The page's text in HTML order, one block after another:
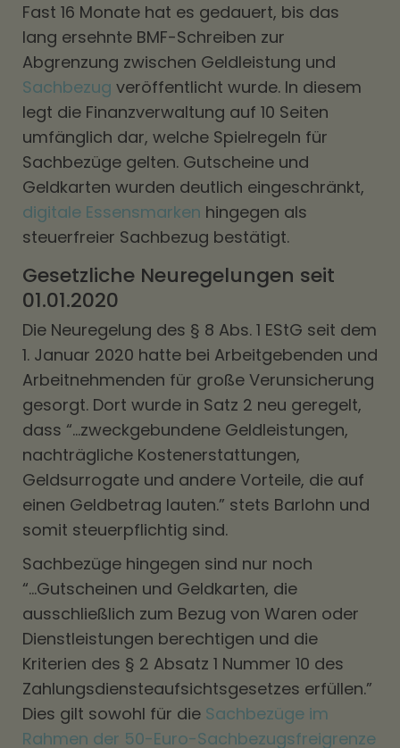
Fast 16 Monate hat es gedauert, bis das
lang ersehnte BMF-Schreiben zur
Abgrenzung zwischen Geldleistung und
Sachbezug veröffentlicht wurde. In diesem
legt die Finanzverwaltung auf 10 Seiten
umfänglich dar, welche Spielregeln für
Sachbezüge gelten. Gutscheine und
Geldkarten wurden deutlich eingeschränkt,
digitale Essensmarken hingegen als
steuerfreier Sachbezug bestätigt.
Gesetzliche Neuregelungen seit
01.01.2020
Die Neuregelung des § 8 Abs. 1 EStG seit dem
1. Januar 2020 hatte bei Arbeitgebenden und
Arbeitnehmenden für große Verunsicherung
gesorgt. Dort wurde in Satz 2 neu geregelt,
dass “...zweckgebundene Geldleistungen,
nachträgliche Kostenerstattungen,
Geldsurrogate und andere Vorteile, die auf
einen Geldbetrag lauten.” stets Barlohn und
somit steuerpflichtig sind.
Sachbezüge hingegen sind nur noch
“...Gutscheinen und Geldkarten, die
ausschließlich zum Bezug von Waren oder
Dienstleistungen berechtigen und die
Kriterien des § 2 Absatz 1 Nummer 10 des
Zahlungsdiensteaufsichtsgesetzes erfüllen.”
Dies gilt sowohl für die Sachbezüge im
Rahmen der 50-Euro-Sachbezugsfreigrenze